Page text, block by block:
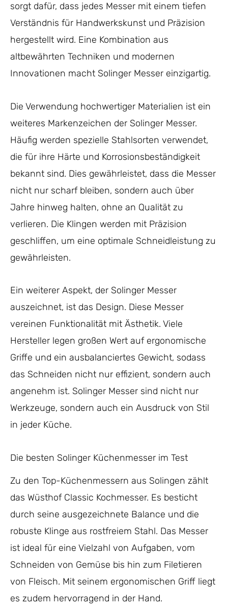
sorgt dafür, dass jedes Messer mit einem tiefen
Verständnis für Handwerkskunst und Präzision
hergestellt wird. Eine Kombination aus
altbewährten Techniken und modernen
Innovationen macht Solinger Messer einzigartig.
Die Verwendung hochwertiger Materialien ist ein
weiteres Markenzeichen der Solinger Messer.
Häufig werden spezielle Stahlsorten verwendet,
die für ihre Härte und Korrosionsbeständigkeit
bekannt sind. Dies gewährleistet, dass die Messer
nicht nur scharf bleiben, sondern auch über
Jahre hinweg halten, ohne an Qualität zu
verlieren. Die Klingen werden mit Präzision
geschliffen, um eine optimale Schneidleistung zu
gewährleisten.
Ein weiterer Aspekt, der Solinger Messer
auszeichnet, ist das Design. Diese Messer
vereinen Funktionalität mit Ästhetik. Viele
Hersteller legen großen Wert auf ergonomische
Griffe und ein ausbalanciertes Gewicht, sodass
das Schneiden nicht nur effizient, sondern auch
angenehm ist. Solinger Messer sind nicht nur
Werkzeuge, sondern auch ein Ausdruck von Stil
in jeder Küche.
Die besten Solinger Küchenmesser im Test
Zu den Top-Küchenmessern aus Solingen zählt
das Wüsthof Classic Kochmesser. Es besticht
durch seine ausgezeichnete Balance und die
robuste Klinge aus rostfreiem Stahl. Das Messer
ist ideal für eine Vielzahl von Aufgaben, vom
Schneiden von Gemüse bis hin zum Filetieren
von Fleisch. Mit seinem ergonomischen Griff liegt
es zudem hervorragend in der Hand.